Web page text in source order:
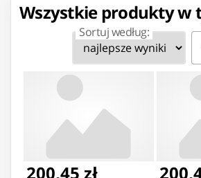
Wszystkie produkty w
Sortuj według:
200,45 zł